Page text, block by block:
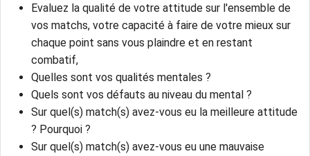
Evaluez la qualité de votre attitude sur l'ensemble de
vos matchs, votre capacité à faire de votre mieux sur
chaque point sans vous plaindre et en restant
combatif,
Quelles sont vos qualités mentales ?
Quels sont vos défauts au niveau du mental ?
Sur quel(s) match(s) avez-vous eu la meilleure attitude
? Pourquoi ?
Sur quel(s) match(s) avez-vous eu une mauvaise